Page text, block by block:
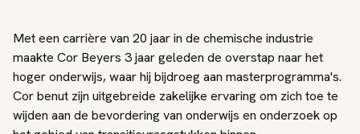
Met een carrière van 20 jaar in de chemische industrie
maakte Cor Beyers 3 jaar geleden de overstap naar het
hoger onderwijs, waar hij bijdroeg aan masterprogramma's.
Cor benut zijn uitgebreide zakelijke ervaring om zich toe te
wijden aan de bevordering van onderwijs en onderzoek op